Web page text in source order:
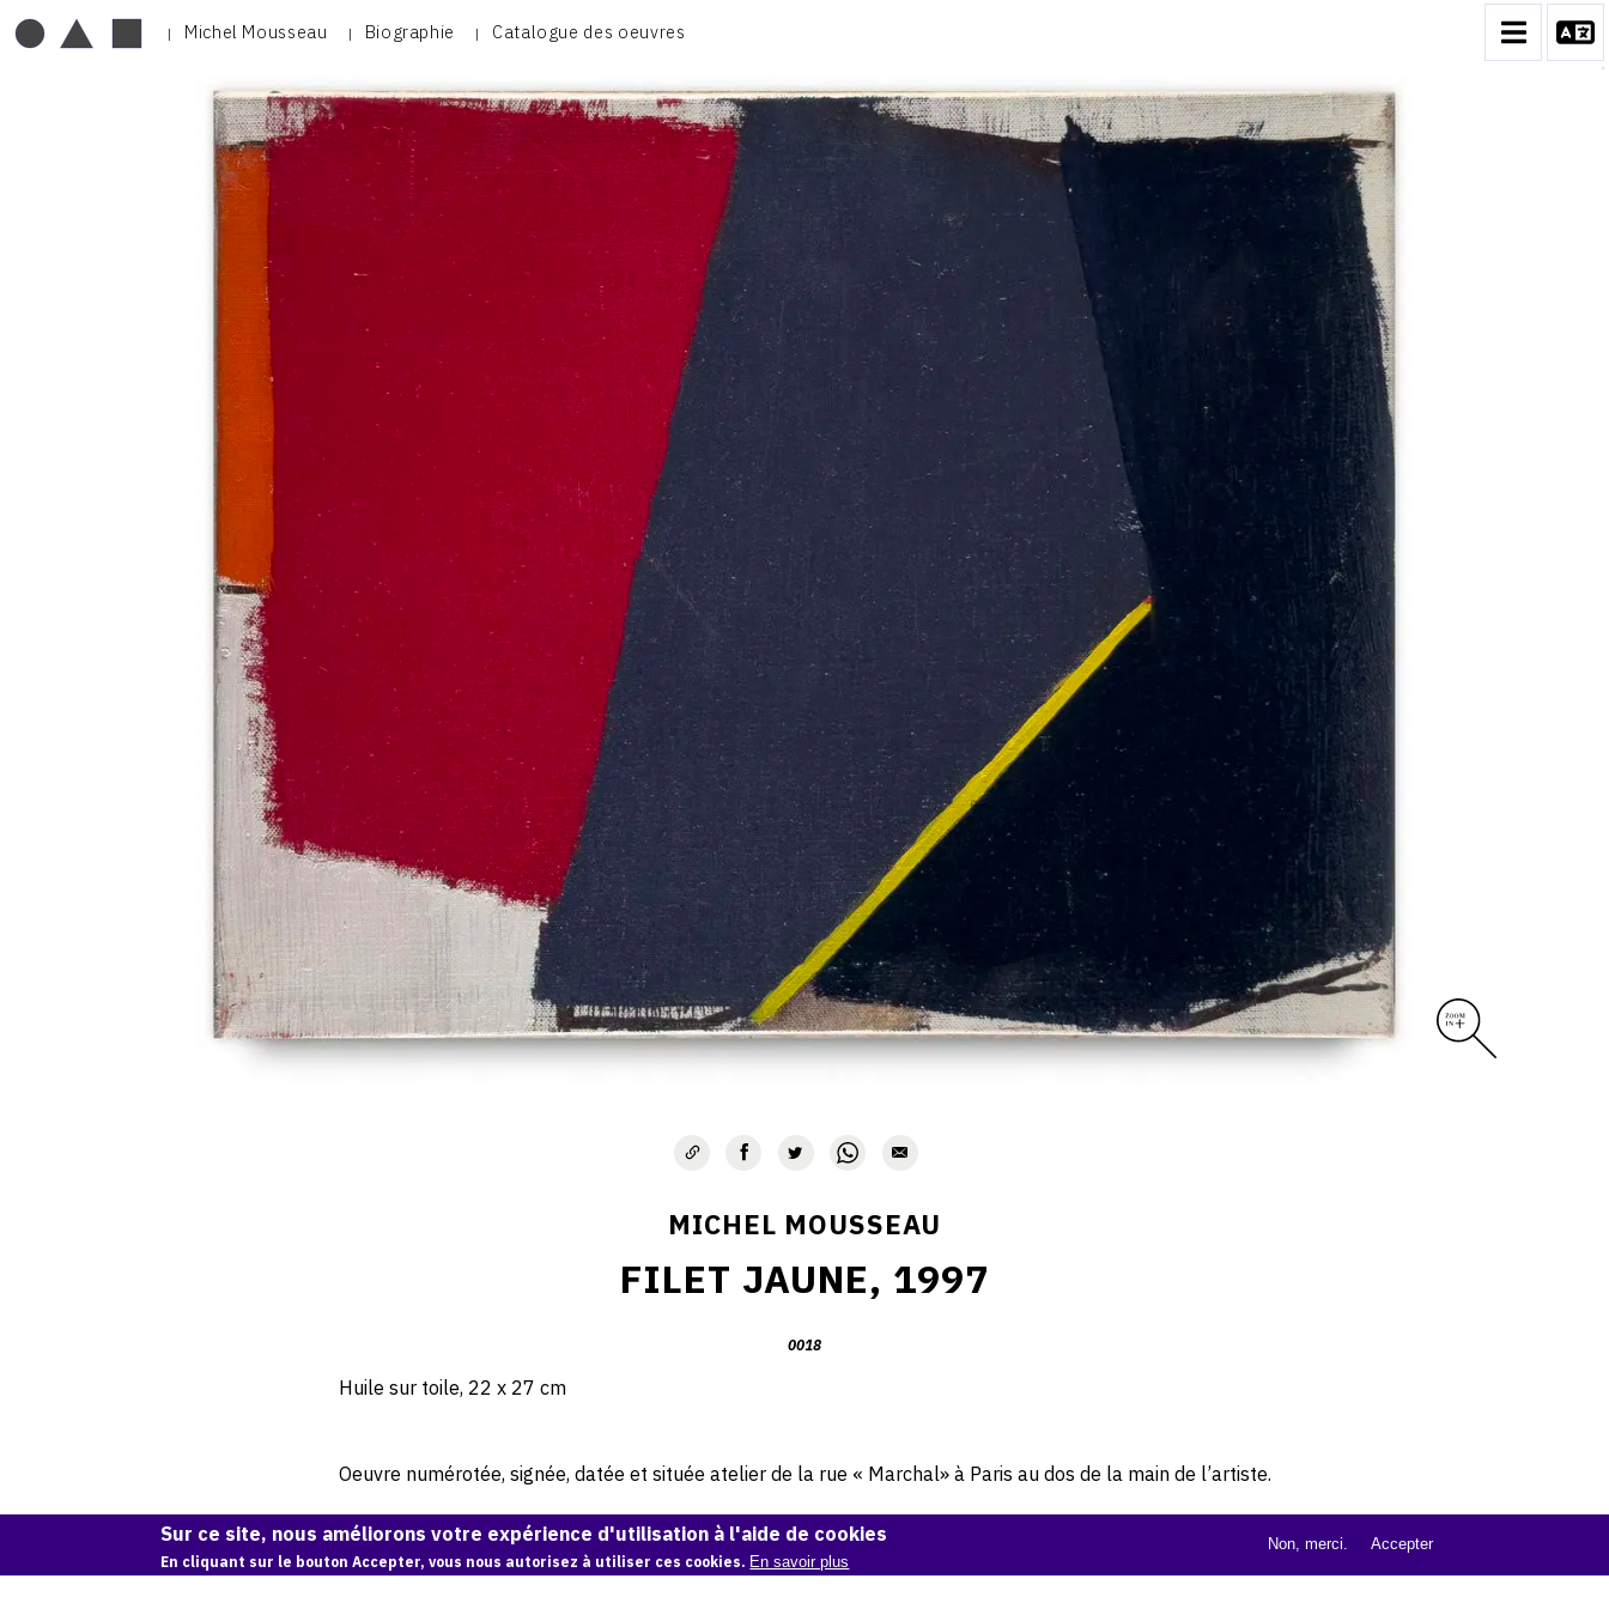
Michel Mousseau Biographie Catalogue des oeuvresCATALOGUE DES OEUVRES
PEINTURE
CONTACT
MICHEL MOUSSEAU
FILET JAUNE, 1997
0018
Huile sur toile, 22 x 27 cm
Oeuvre numérotée, signée, datée et située atelier de la rue « Marchal» à Paris au dos de la main de l’artiste.
© Archives Michel Mousseau
Sur ce site, nous améliorons votre expérience d'utilisation à l'aide de cookies
En cliquant sur le bouton Accepter, vous nous autorisez à utiliser ces cookies. En savoir plus
Non, merci. Accepter